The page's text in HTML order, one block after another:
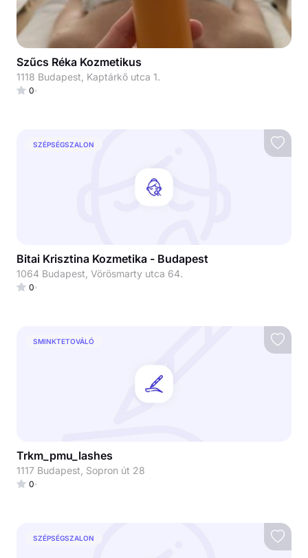
Szűcs Réka Kozmetikus
1118 Budapest, Kaptárkő utca 1.
0
SZÉPSÉGSZALON
Bitai Krisztina Kozmetika - Budapest
1064 Budapest, Vörösmarty utca 64.
0
SMINKTETOVÁLÓ
Trkm_pmu_lashes
1117 Budapest, Sopron út 28
0
SZÉPSÉGSZALON